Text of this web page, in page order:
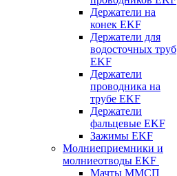
Держатели на
конек EKF
Держатели для
водосточных труб
EKF
Держатели
проводника на
трубе EKF
Держатели
фальцевые EKF
Зажимы EKF
Молниеприемники и
молниеотводы EKF
Мачты ММСП